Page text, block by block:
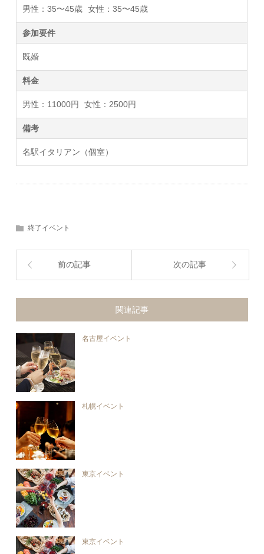
男性：35〜45歳 女性：35〜45歳
参加要件
既婚
料金
男性：11000円 女性：2500円
備考
名駅イタリアン（個室）
終了イベント
前の記事 次の記事
関連記事
名古屋イベント
札幌イベント
東京イベント
東京イベント